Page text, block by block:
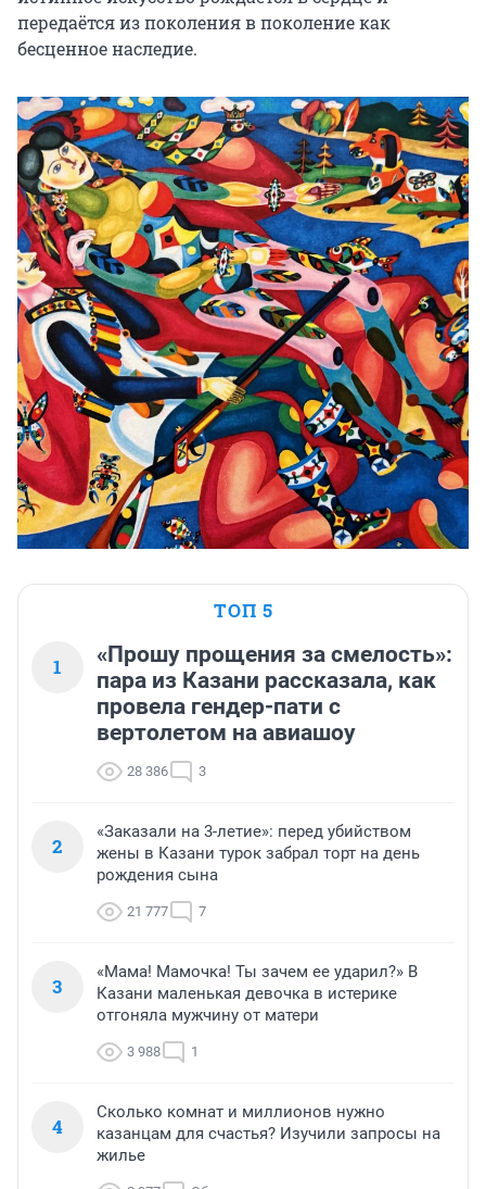
передаётся из поколения в поколение как
бесценное наследие.
ТОП 5
1
«Прошу прощения за смелость»:
пара из Казани рассказала, как
провела гендер-пати с
вертолетом на авиашоу
28 386 3
2
«Заказали на 3-летие»: перед убийством
жены в Казани турок забрал торт на день
рождения сына
21 777 7
3
«Мама! Мамочка! Ты зачем ее ударил?» В
Казани маленькая девочка в истерике
отгоняла мужчину от матери
3 988 1
4
Сколько комнат и миллионов нужно
казанцам для счастья? Изучили запросы на
жилье